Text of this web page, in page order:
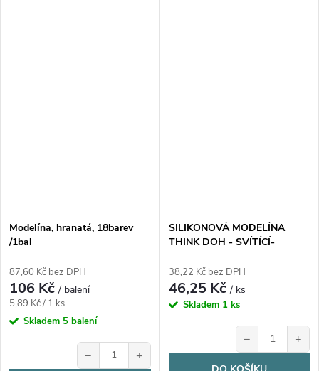
Modelína, hranatá, 18barev
/1bal
87,60 Kč bez DPH
106 Kč/ balení
Měrná
cena:
5,89 Kč / 1 ks
Skladem 5 balení
− +
SILIKONOVÁ MODELÍNA
THINK DOH - SVÍTÍCÍ-
38,22 Kč bez DPH
46,25 Kč/ ks
Skladem 1 ks
− +